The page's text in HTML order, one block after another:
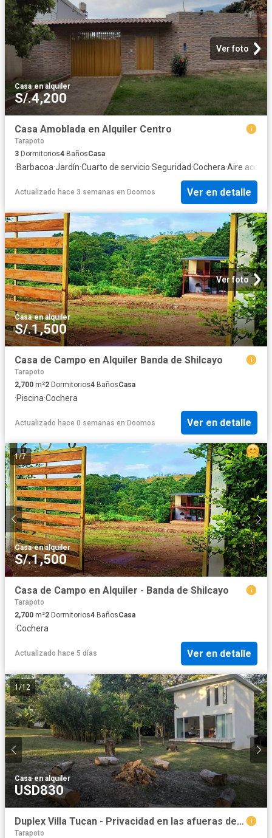
Ver foto
Casa·en alquiler
S/.4,200
Casa Amoblada en Alquiler Centro
Tarapoto
3 Dormitorios4 BañosCasa
·Barbacoa·Jardín·Cuarto de servicio·Seguridad·Cochera·Aire
Actualizado hace 3 semanas en Doomos Ver en detalle
Ver foto
Casa·en alquiler
S/.1,500
Casa de Campo en Alquiler Banda de Shilcayo
Tarapoto
2,700 m²2 Dormitorios4 BañosCasa
·Piscina·Cochera
Actualizado hace 0 semanas en Doomos Ver en detalle
1/7
Casa·en alquiler
S/.1,500
Casa de Campo en Alquiler - Banda de Shilcayo
Tarapoto
2,700 m²2 Dormitorios4 BañosCasa
·Cochera
Actualizado hace 5 días Ver en detalle
1/12
Casa·en alquiler
USD830
Duplex Villa Tucan - Privacidad en las afueras de Tarapoto
Tarapoto